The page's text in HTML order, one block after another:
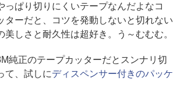
っぱり切りにくいテープなんだよなコ
ターだと、コツを発動しないと切れない
美しさと耐久性は超好き。う～むむむ。
正のテープカッターだとスンナリ切
、試しにディスペンサー付きのパッケ